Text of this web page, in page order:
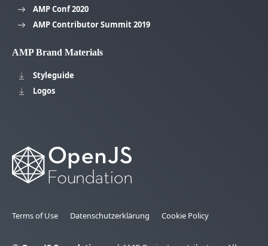
AMP Conf 2020
AMP Contributor Summit 2019
AMP Brand Materials
Styleguide
Logos
Terms of Use Datenschutzerklärung Cookie Policy